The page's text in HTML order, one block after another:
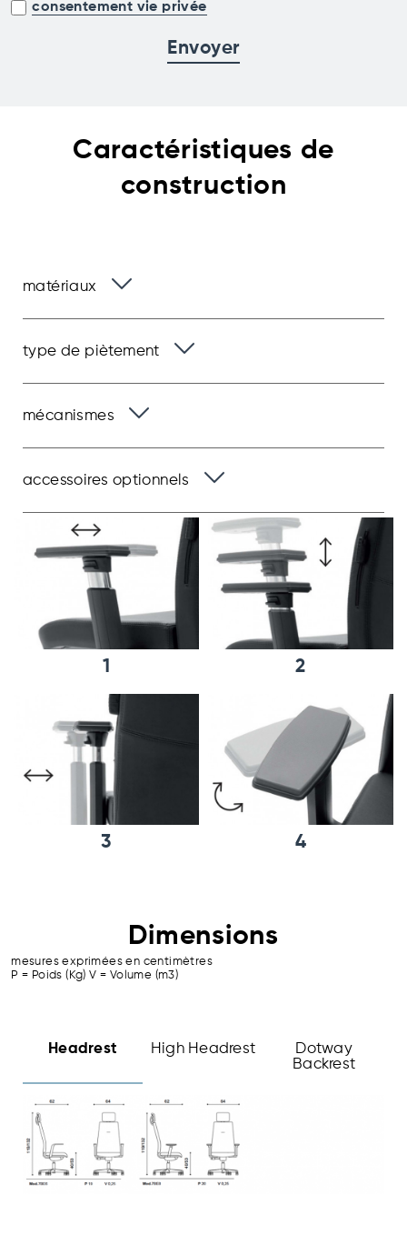
consentement vie privée
Caractéristiques de
construction
matériaux
type de piètement
mécanismes
accessoires optionnels
1 2
3 4
Dimensions
mesures exprimées en centimètres
P = Poids (Kg) V = Volume (m3)
Headrest High Headrest
Dotway
Backrest